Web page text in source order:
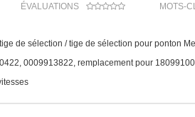
ÉVALUATIONS MOTS-
de sélection / tige de sélection pour ponton
0009913822, remplacement pour